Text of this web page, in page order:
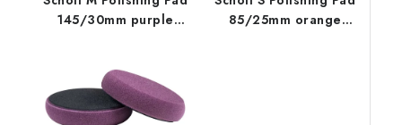
145/30mm purple
85/25mm orange